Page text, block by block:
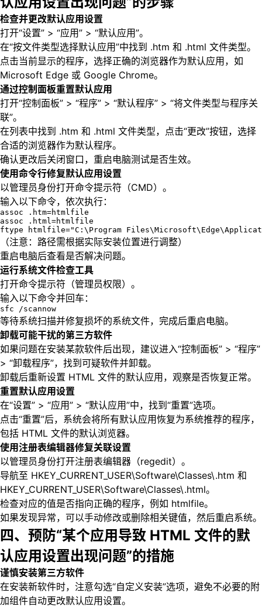
检查并更改默认应用设置
打开“设置” > “应用” > “默认应用”。
在“按文件类型选择默认应用”中找到 .htm 和 .html 文件类型。
点击当前显示的程序，选择正确的浏览器作为默认应用，如
Microsoft Edge 或 Google Chrome。
通过控制面板重置默认应用
打开“控制面板” > “程序” > “默认程序” > “将文件类型与程序关
联”。
在列表中找到 .htm 和 .html 文件类型，点击“更改”按钮，选择
合适的浏览器作为默认程序。
确认更改后关闭窗口，重启电脑测试是否生效。
使用命令行修复默认应用设置
以管理员身份打开命令提示符（CMD）。
输入以下命令，依次执行：
assoc .htm=htmlfile
assoc .html=htmlfile
ftype htmlfile="C:\Program
（注意：路径需根据实际安装位置进行调整）
重启电脑后查看是否解决问题。
运行系统文件检查工具
打开命令提示符（管理员权限）。
输入以下命令并回车：
sfc /scannow
等待系统扫描并修复损坏的系统文件，完成后重启电脑。
卸载可能干扰的第三方软件
如果问题在安装某款软件后出现，建议进入“控制面板” > “程序”
> “卸载程序”，找到可疑软件并卸载。
卸载后重新设置 HTML 文件的默认应用，观察是否恢复正常。
重置默认应用设置
在“设置” > “应用” > “默认应用”中，找到“重置”选项。
点击“重置”后，系统会将所有默认应用恢复为系统推荐的程序，
包括 HTML 文件的默认浏览器。
使用注册表编辑器修复关联设置
以管理员身份打开注册表编辑器（regedit）。
导航至 HKEY_CURRENT_USER\Software\Classes\.htm 和
HKEY_CURRENT_USER\Software\Classes\.html。
检查对应的值是否指向正确的程序，例如 htmlfile。
如果发现异常，可以手动修改或删除相关键值，然后重启系统。
四、预防“某个应用导致 HTML 文件的默
认应用设置出现问题”的措施
谨慎安装第三方软件
在安装新软件时，注意勾选“自定义安装”选项，避免不必要的附
加组件自动更改默认应用设置。